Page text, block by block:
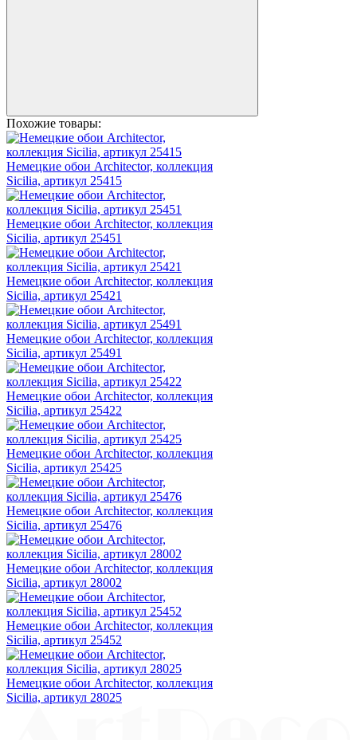
Похожие товары:
Немецкие обои Architector, коллекция
Sicilia, артикул 25415
Немецкие обои Architector, коллекция
Sicilia, артикул 25451
Немецкие обои Architector, коллекция
Sicilia, артикул 25421
Немецкие обои Architector, коллекция
Sicilia, артикул 25491
Немецкие обои Architector, коллекция
Sicilia, артикул 25422
Немецкие обои Architector, коллекция
Sicilia, артикул 25425
Немецкие обои Architector, коллекция
Sicilia, артикул 25476
Немецкие обои Architector, коллекция
Sicilia, артикул 28002
Немецкие обои Architector, коллекция
Sicilia, артикул 25452
Немецкие обои Architector, коллекция
Sicilia, артикул 28025